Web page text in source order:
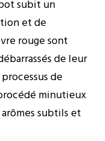
subit un
et de
rouge sont
de leur
de
minutieux
subtils et